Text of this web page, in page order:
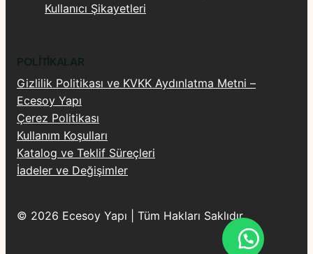
Kullanıcı Şikayetleri
POLITIKALAR
Gizlilik Politikası ve KVKK Aydınlatma Metni –
Ecesoy Yapı
Çerez Politikası
Kullanım Koşulları
Katalog ve Teklif Süreçleri
İadeler ve Değişimler
© 2026 Ecesoy Yapı | Tüm Hakları Saklıdır